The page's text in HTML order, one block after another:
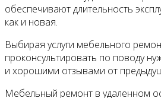
обеспечивают длительность
как и новая.
Выбирая услуги мебельного
проконсультировать по поводу
и хорошими отзывами от
Мебельный ремонт в удаленном